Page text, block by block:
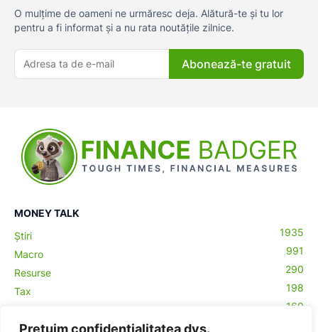
Prețuim confidențialitatea dvs.
O mulțime de oameni ne urmăresc deja. Alătură-te și tu lor
pentru a fi informat și a nu rata noutățile zilnice.
Abonează-te gratuit
MONEY TALK
Știri
1935
Macro
991
Resurse
290
Tax
198
160
Contabilitate